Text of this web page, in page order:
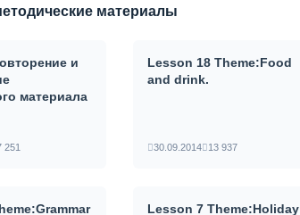
материалы
и
материала
251
Lesson 18 Theme:Food
and drink.
30.09.2014 13 937
Lesson 7 Theme:Holiday